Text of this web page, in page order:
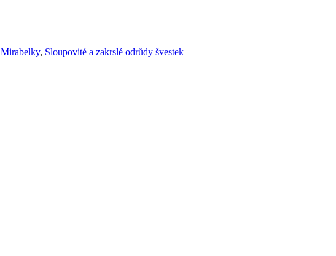
Mirabelky, Sloupovité a zakrslé odrůdy švestek